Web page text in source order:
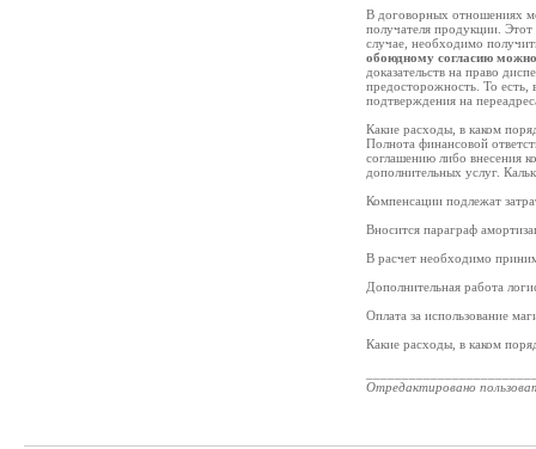
В договорных отношениях
получателя продукции.
случае, необходимо
обоюдному согласию
доказательств на право
предосторожность. То есть,
подтверждения на
Какие расходы, в каком
Полнота финансовой
соглашению либо внесения
дополнительных услуг.
Компенсации подлежат
Вносится параграф
В расчет необходимо
Дополнительная работа
Оплата за использование
Какие расходы, в каком
Отредактировано